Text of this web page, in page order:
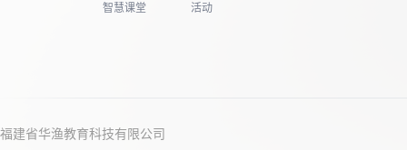
智慧课堂 活动
福建省华渔教育科技有限公司